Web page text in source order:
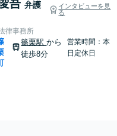
吾 弁護
インタビューを見
る
律事務所
篠栗駅から
徒歩8分
営業時間：本
日定休日